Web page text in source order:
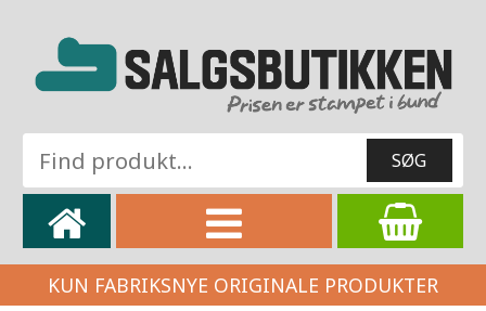
KUN FABRIKSNYE ORIGINALE PRODUKTER